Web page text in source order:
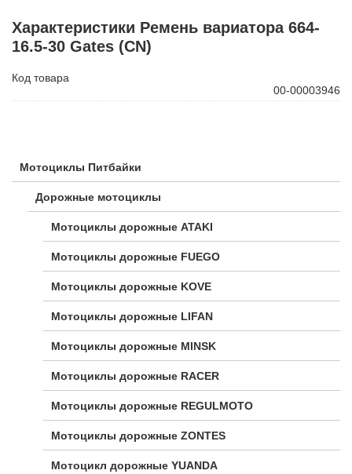
Мотоциклы Питбайки
Дорожные мотоциклы
Мотоциклы дорожные ATAKI
Мотоциклы дорожные FUEGO
Мотоциклы дорожные KOVE
Мотоциклы дорожные LIFAN
Мотоциклы дорожные MINSK
Мотоциклы дорожные RACER
Мотоциклы дорожные REGULMOTO
Мотоциклы дорожные ZONTES
Мотоцикл дорожные YUANDA
Характеристики Ремень вариатора 664-
16.5-30 Gates (CN)
Код товара
00-00003946